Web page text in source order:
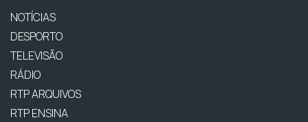
NOTÍCIAS
DESPORTO
TELEVISÃO
RÁDIO
RTP ARQUIVOS
RTP ENSINA